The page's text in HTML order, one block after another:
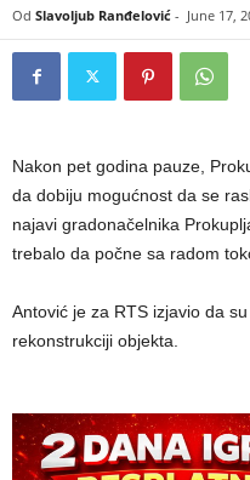
Od Slavoljub Ranđelović - June 17,
Nakon pet godina pauze,
da dobiju mogućnost da se
najavi gradonačelnika
trebalo da počne sa radom
Antović je za RTS izjavio da
rekonstrukciji objekta.